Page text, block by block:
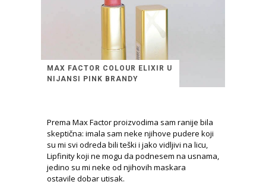
MAX FACTOR COLOUR ELIXIR U
NIJANSI PINK BRANDY
Prema Max Factor proizvodima sam ranije bila
skeptična: imala sam neke njihove pudere koji
su mi svi odreda bili teški i jako vidljivi na licu,
Lipfinity koji ne mogu da podnesem na usnama,
jedino su mi neke od njihovih maskara
ostavile dobar utisak.